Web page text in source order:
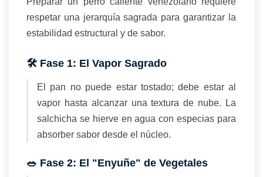
respetar una jerarquía sagrada para garantizar la
estabilidad estructural y de sabor.
🛠️ Fase 1: El Vapor Sagrado
El pan no puede estar tostado; debe estar al
vapor hasta alcanzar una textura de nube. La
salchicha se hierve en agua con especias para
absorber sabor desde el núcleo.
🥗 Fase 2: El "Enyuñe" de Vegetales